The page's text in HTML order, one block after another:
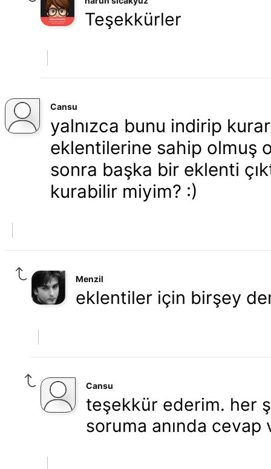
Teşekkürler
Cansu
yalnızca bunu indirip
eklentilerine sahip olmuş
sonra başka bir eklenti
kurabilir miyim? :)
Menzil
eklentiler için birşey
Cansu
teşekkür ederim. her
soruma anında